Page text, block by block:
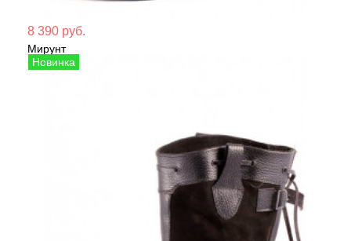
8 390 руб.
Мирунт
Сапоги